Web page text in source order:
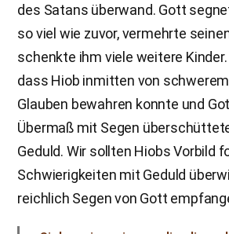
des Satans überwand. Gott
so viel wie zuvor, vermehrte
schenkte ihm viele weitere Kinder.
dass Hiob inmitten von
Glauben bewahren konnte und
Übermaß mit Segen
Geduld. Wir sollten Hiobs Vorbild
Schwierigkeiten mit Geduld
reichlich Segen von Gott